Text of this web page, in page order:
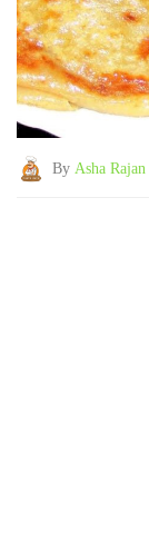
By Asha Rajan